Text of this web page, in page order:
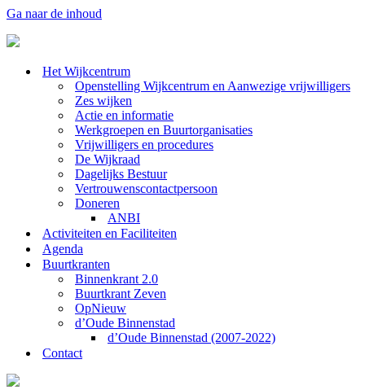
Ga naar de inhoud
Het Wijkcentrum
Openstelling Wijkcentrum en Aanwezige vrijwilligers
Zes wijken
Actie en informatie
Werkgroepen en Buurtorganisaties
Vrijwilligers en procedures
De Wijkraad
Dagelijks Bestuur
Vertrouwenscontactpersoon
Doneren
ANBI
Activiteiten en Faciliteiten
Agenda
Buurtkranten
Binnenkrant 2.0
Buurtkrant Zeven
OpNieuw
d’Oude Binnenstad
d’Oude Binnenstad (2007-2022)
Contact